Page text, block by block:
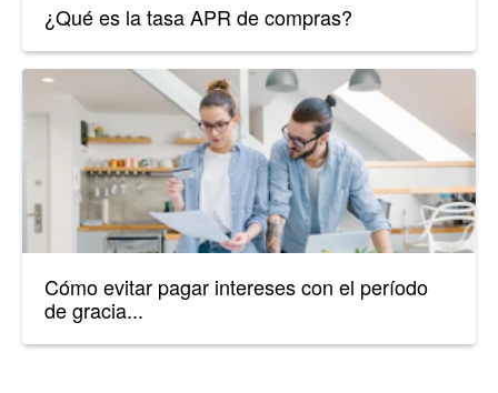
¿Qué es la tasa APR de compras?
Cómo evitar pagar intereses con el período
de gracia...